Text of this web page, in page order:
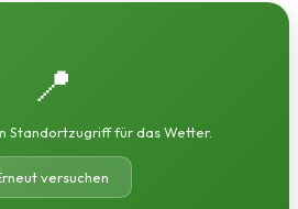
📍
Standortzugriff für das Wetter.
versuchen